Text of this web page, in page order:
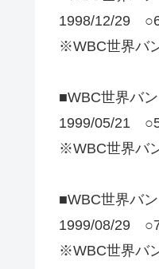
1998/12/29
※WBC世界バ
■WBC世界バ
1999/05/21
※WBC世界バ
■WBC世界バ
1999/08/29
※WBC世界バ